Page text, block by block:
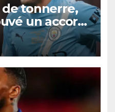
tonnerre,
un accord
pour un
2030.